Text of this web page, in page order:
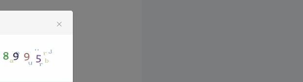
QQ：